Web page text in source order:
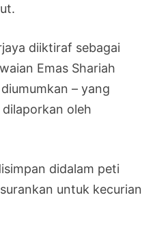
diiktiraf sebagai
Emas Shariah
– yang
oleh
didalam peti
untuk kecurian